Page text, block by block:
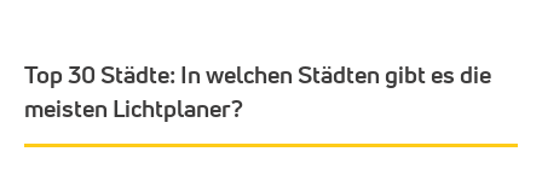
Top 30 Städte: In welchen Städten gibt es die
meisten Lichtplaner?